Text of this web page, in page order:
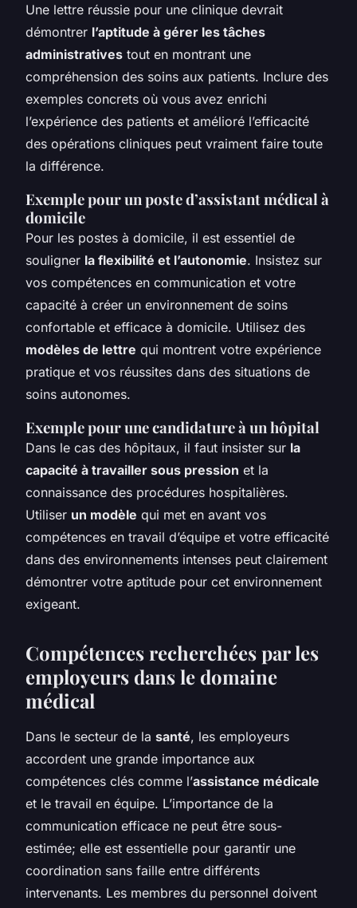
Une lettre réussie pour une clinique devrait
démontrer l’aptitude à gérer les tâches
administratives tout en montrant une
compréhension des soins aux patients. Inclure des
exemples concrets où vous avez enrichi
l’expérience des patients et amélioré l’efficacité
des opérations cliniques peut vraiment faire toute
la différence.
Exemple pour un poste d’assistant médical à
domicile
Pour les postes à domicile, il est essentiel de
souligner la flexibilité et l’autonomie. Insistez sur
vos compétences en communication et votre
capacité à créer un environnement de soins
confortable et efficace à domicile. Utilisez des
modèles de lettre qui montrent votre expérience
pratique et vos réussites dans des situations de
soins autonomes.
Exemple pour une candidature à un hôpital
Dans le cas des hôpitaux, il faut insister sur la
capacité à travailler sous pression et la
connaissance des procédures hospitalières.
Utiliser un modèle qui met en avant vos
compétences en travail d’équipe et votre efficacité
dans des environnements intenses peut clairement
démontrer votre aptitude pour cet environnement
exigeant.
Compétences recherchées par les
employeurs dans le domaine
médical
Dans le secteur de la santé, les employeurs
accordent une grande importance aux
compétences clés comme l’assistance médicale
et le travail en équipe. L’importance de la
communication efficace ne peut être sous-
estimée; elle est essentielle pour garantir une
coordination sans faille entre différents
intervenants. Les membres du personnel doivent